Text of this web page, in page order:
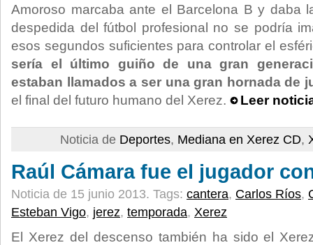
Amoroso marcaba ante el Barcelona B y daba
despedida del fútbol profesional no se podría
esos segundos suficientes para controlar el
sería el último guiño de una gran
estaban llamados a ser una gran hornada de
el final del futuro humano del Xerez.
Leer
Noticia de Deportes, Mediana en Xerez CD,
Raúl Cámara fue el jugador
Noticia de 15 junio 2013. Tags: cantera, Carlos Ríos,
Esteban Vigo, jerez, temporada, Xerez
El Xerez del descenso también ha sido el